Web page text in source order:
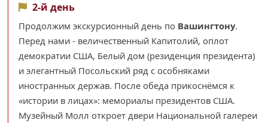
2-й день
Продолжим экскурсионный день по Вашингтону.
Перед нами - величественный Капитолий, оплот
демократии США, Белый дом (резиденция президента)
и элегантный Посольский ряд c особняками
иностранных держав. После обеда прикоснёмся к
«истории в лицах»: мемориалы президентов США.
Музейный Молл откроет двери Национальной галереи